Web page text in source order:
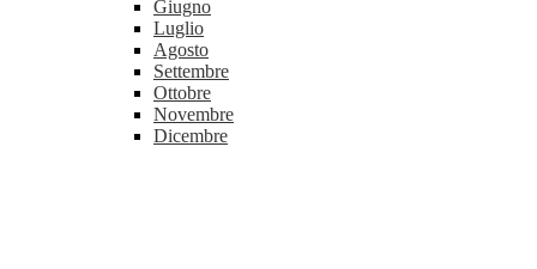
Giugno
Luglio
Agosto
Settembre
Ottobre
Novembre
Dicembre